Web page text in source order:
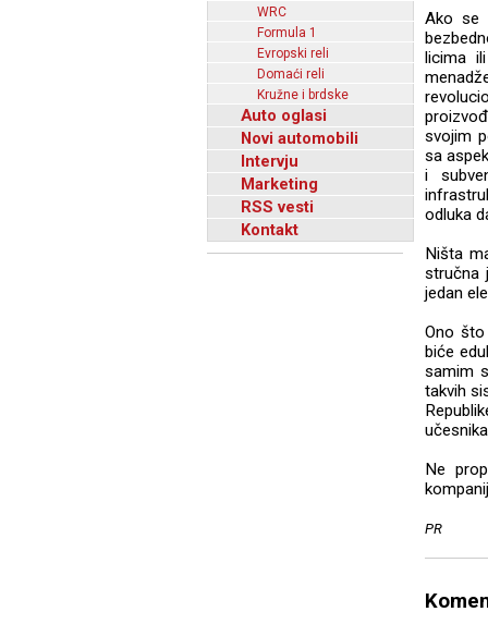
WRC
Formula 1
Evropski reli
Domaći reli
Kružne i brdske
Auto oglasi
Novi automobili
Intervju
Marketing
RSS vesti
Kontakt
Ako se
licima
svojim
sa
i
odluka
Ništa
stručna
jedan
Ono
biće
samim
takvih
Ne
PR